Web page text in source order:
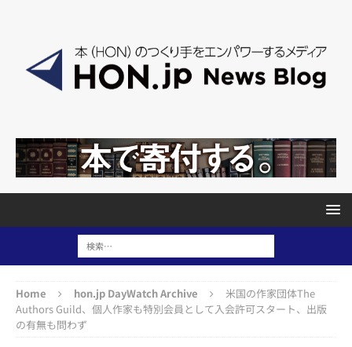
Home hon.jp DayWatch Archive
米国の作家団体The
Authors Guild、個人作家も特別会員として入会許可スタート、出版
の有無も問わず